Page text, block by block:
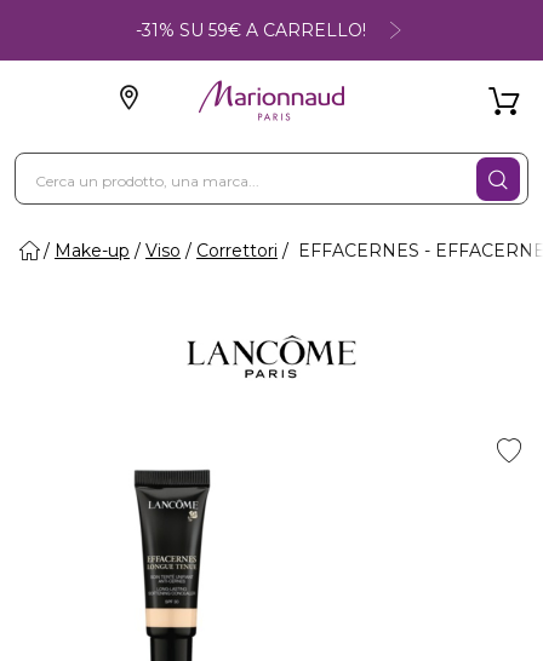
-31% SU 59€ A CARRELLO!
Make-up Viso Correttori EFFACERNES -